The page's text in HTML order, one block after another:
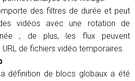
des filtres de durée et peut
vidéos avec une rotation de
; de plus, les flux peuvent
de fichiers vidéo temporaires.
définition de blocs globaux a été